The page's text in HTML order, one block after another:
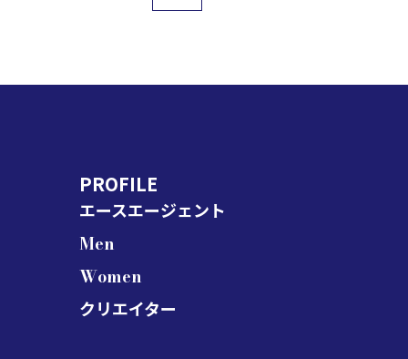
PROFILE
エースエージェント
Men
Women
クリエイター